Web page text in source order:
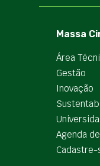
Massa
Área
Gestão
Inovação
Agenda
Cadastre-